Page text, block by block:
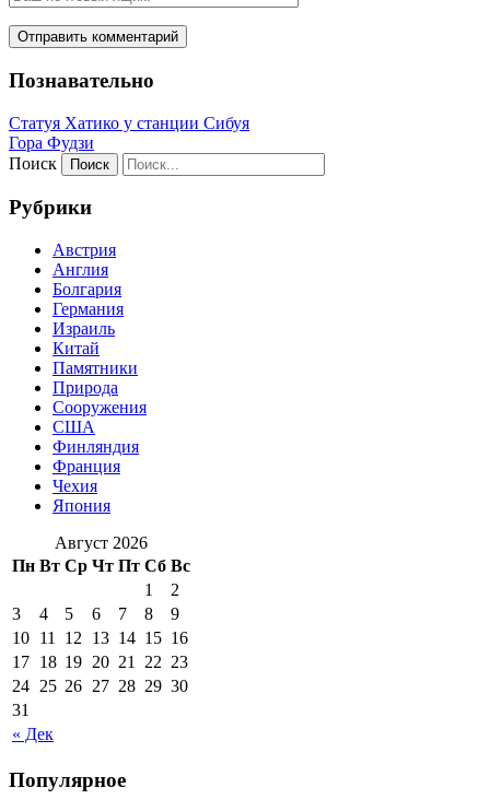
Познавательно
Статуя Хатико у станции Сибуя
Гора Фудзи
Поиск
Рубрики
Австрия
Англия
Болгария
Германия
Израиль
Китай
Памятники
Природа
Сооружения
США
Финляндия
Франция
Чехия
Япония
Август 2026
Пн Вт Ср Чт Пт Сб Вс
« Дек
1
2
3
4 5 6 7 8
9
10 11 12 13 14 15 16
17 18 19 20 21 22 23
24 25 26 27 28 29 30
31
Популярное